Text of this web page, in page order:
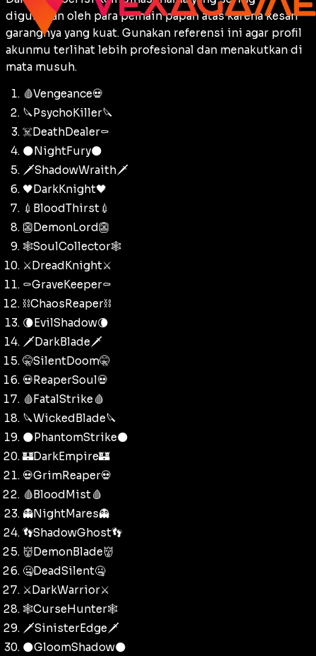
digunakan oleh para pemain papan atas karena kesan
garangnya yang kuat. Gunakan referensi ini agar profil
akunmu terlihat lebih profesional dan menakutkan di
mata musuh.
🩸Vengeance💀
🔪PsychoKiller🔪
☠️DeathDealer⚰️
🌑NightFury🌑
🗡️ShadowWraith🗡️
🖤DarkKnight🖤
💉BloodThirst💉
👺DemonLord👺
🕸️SoulCollector🕸️
⚔️DreadKnight⚔️
⚰️GraveKeeper⚰️
⛓️ChaosReaper⛓️
🌘EvilShadow🌘
🗡️DarkBlade🗡️
🤫SilentDoom🤫
💀ReaperSoul💀
🩸FatalStrike🩸
🔪WickedBlade🔪
🌑PhantomStrike🌑
🏰DarkEmpire🏰
💀GrimReaper💀
🩸BloodMist🩸
👻NightMares👻
👣ShadowGhost👣
👹DemonBlade👹
🤐DeadSilent🤐
⚔️DarkWarrior⚔️
🕸️CurseHunter🕸️
🗡️SinisterEdge🗡️
🌑GloomShadow🌑